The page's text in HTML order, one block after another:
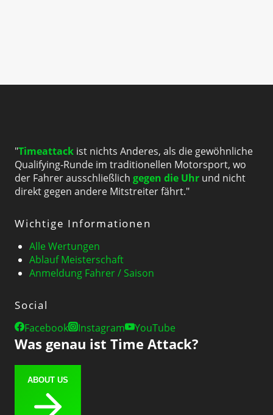
"Timeattack ist nichts Anderes, als die gewöhnliche
Qualifying-Runde im traditionellen Motorsport, wo
der Fahrer ausschließlich gegen die Uhr und nicht
direkt gegen andere Mitstreiter fährt."
Wichtige Informationen
Alle Wertungen
Ablauf Meisterschaft
Anmeldung Fahrer / Saison
Social
Facebook Instagram YouTube
Was genau ist Time Attack?
ABOUT US